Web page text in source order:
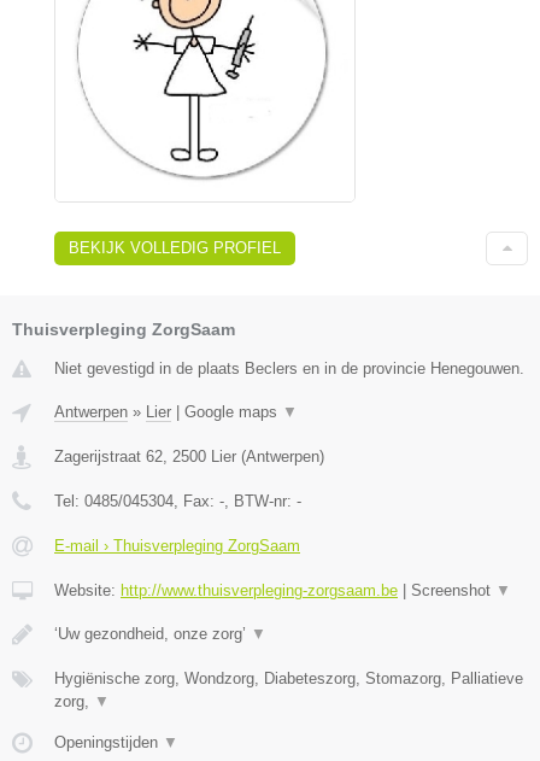
BEKIJK VOLLEDIG PROFIEL
Thuisverpleging ZorgSaam
Niet gevestigd in de plaats Beclers en in de provincie Henegouwen.
Antwerpen » Lier Google maps ▼
Zagerijstraat 62, 2500 Lier (Antwerpen)
Tel: 0485/045304, Fax: -, BTW-nr: -
E-mail › Thuisverpleging ZorgSaam
Website: http://www.thuisverpleging-zorgsaam.be Screenshot ▼
‘Uw gezondheid, onze zorg’ ▼
Hygiënische zorg, Wondzorg, Diabeteszorg, Stomazorg, Palliatieve
zorg, ▼
Openingstijden ▼